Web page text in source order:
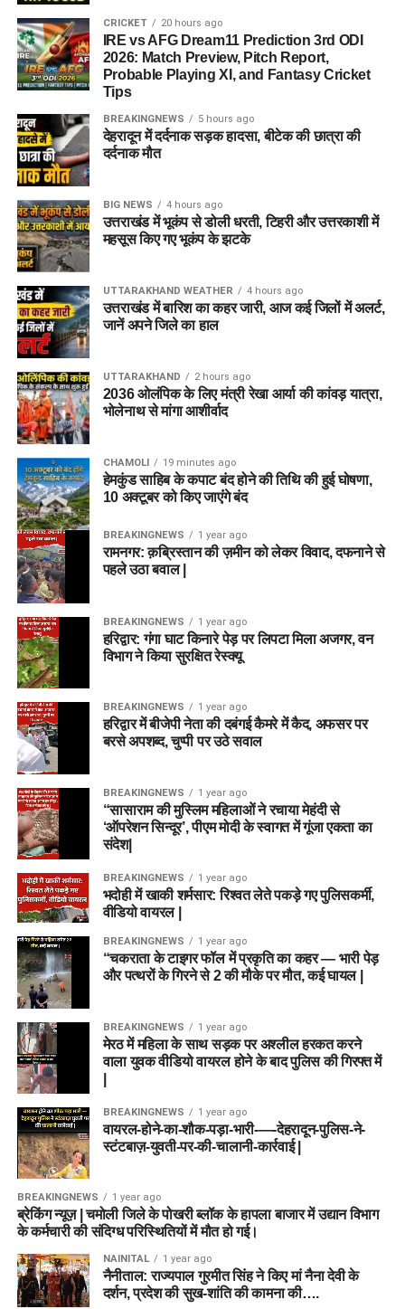
CRICKET 20 hours ago
IRE vs AFG Dream11 Prediction 3rd ODI
2026: Match Preview, Pitch Report,
Probable Playing XI, and Fantasy Cricket
Tips
BREAKINGNEWS 5 hours ago
देहरादून में दर्दनाक सड़क हादसा, बीटेक की छात्रा की
दर्दनाक मौत
BIG NEWS 4 hours ago
उत्तराखंड में भूकंप से डोली धरती, टिहरी और उत्तरकाशी में
महसूस किए गए भूकंप के झटके
UTTARAKHAND WEATHER 4 hours ago
उत्तराखंड में बारिश का कहर जारी, आज कई जिलों में अलर्ट,
जानें अपने जिले का हाल
UTTARAKHAND 2 hours ago
2036 ओलंपिक के लिए मंत्री रेखा आर्या की कांवड़ यात्रा,
भोलेनाथ से मांगा आशीर्वाद
CHAMOLI 19 minutes ago
हेमकुंड साहिब के कपाट बंद होने की तिथि की हुई घोषणा,
10 अक्टूबर को किए जाएंंगे बंद
BREAKINGNEWS 1 year ago
रामनगर: क़ब्रिस्तान की ज़मीन को लेकर विवाद, दफनाने से
पहले उठा बवाल |
BREAKINGNEWS 1 year ago
हरिद्वार: गंगा घाट किनारे पेड़ पर लिपटा मिला अजगर, वन
विभाग ने किया सुरक्षित रेस्क्यू
BREAKINGNEWS 1 year ago
हरिद्वार में बीजेपी नेता की दबंगई कैमरे में कैद, अफसर पर
बरसे अपशब्द, चुप्पी पर उठे सवाल
BREAKINGNEWS 1 year ago
“सासाराम की मुस्लिम महिलाओं ने रचाया मेहंदी से
‘ऑपरेशन सिन्दूर’, पीएम मोदी के स्वागत में गूंजा एकता का
संदेश|
BREAKINGNEWS 1 year ago
भदोही में खाकी शर्मसार: रिश्वत लेते पकड़े गए पुलिसकर्मी,
वीडियो वायरल |
BREAKINGNEWS 1 year ago
“चकराता के टाइगर फॉल में प्रकृति का कहर — भारी पेड़
और पत्थरों के गिरने से 2 की मौके पर मौत, कई घायल |
BREAKINGNEWS 1 year ago
मेरठ में महिला के साथ सड़क पर अश्लील हरकत करने
वाला युवक वीडियो वायरल होने के बाद पुलिस की गिरफ्त में
BREAKINGNEWS 1 year ago
वायरल-होने-का-शौक-पड़ा-भारी-—-देहरादून-पुलिस-ने-
स्टंटबाज़-युवती-पर-की-चालानी-कार्रवाई |
BREAKINGNEWS 1 year ago
ब्रेकिंग न्यूज़ | चमोली जिले के पोखरी ब्लॉक के हापला बाजार में उद्यान विभाग
के कर्मचारी की संदिग्ध परिस्थितियों में मौत हो गई।
NAINITAL 1 year ago
नैनीताल: राज्यपाल गुरमीत सिंह ने किए मां नैना देवी के
दर्शन, प्रदेश की सुख-शांति की कामना की….